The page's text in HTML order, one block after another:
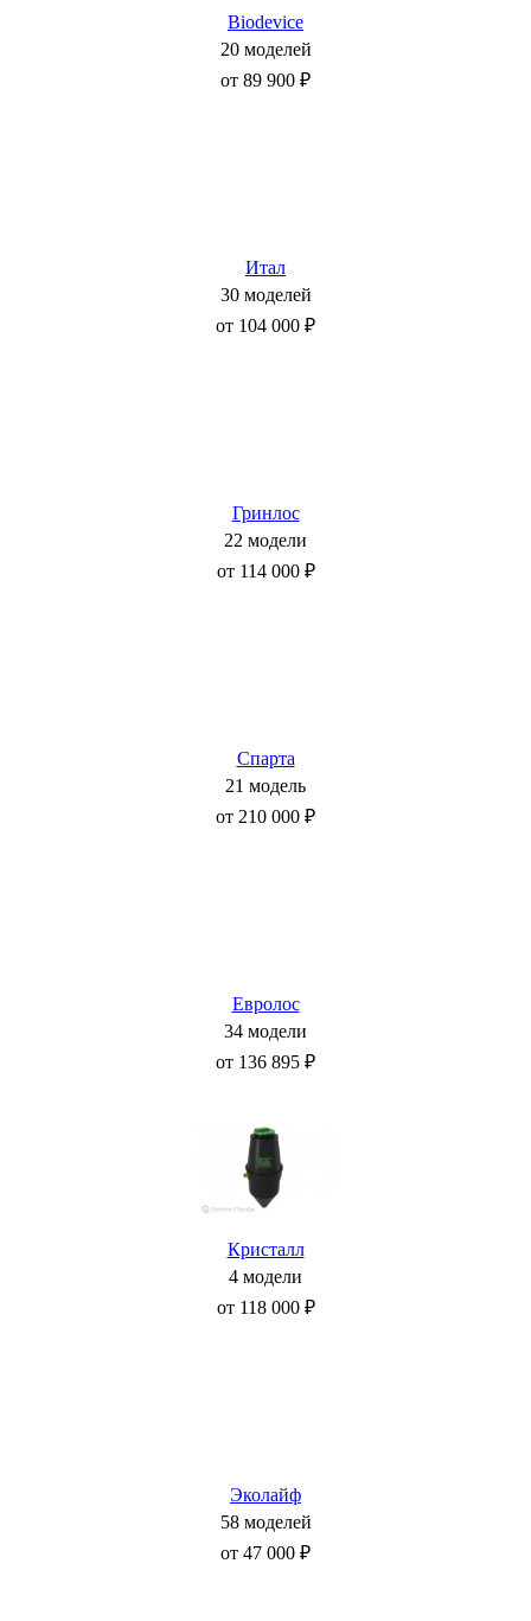
Biodevice
20 моделей
от 89 900 ₽
Итал
30 моделей
от 104 000 ₽
Гринлос
22 модели
от 114 000 ₽
Спарта
21 модель
от 210 000 ₽
Евролос
34 модели
от 136 895 ₽
Кристалл
4 модели
от 118 000 ₽
Эколайф
58 моделей
от 47 000 ₽